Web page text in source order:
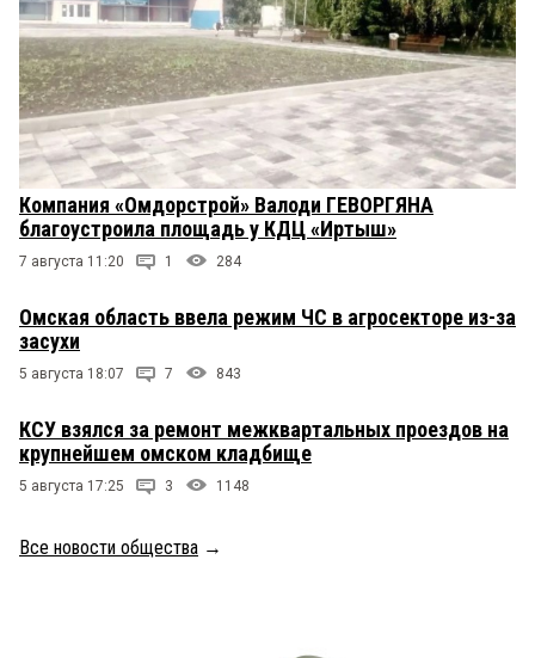
Компания «Омдорстрой» Валоди ГЕВОРГЯНА
благоустроила площадь у КДЦ «Иртыш»
7 августа 11:20 1 284
Омская область ввела режим ЧС в агросекторе из-за
засухи
5 августа 18:07 7 843
КСУ взялся за ремонт межквартальных проездов на
крупнейшем омском кладбище
5 августа 17:25 3 1148
Все новости общества →